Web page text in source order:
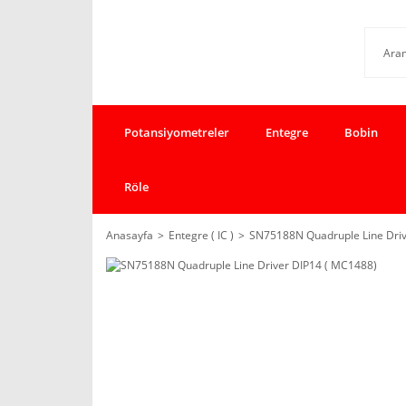
Potansiyometreler Entegre Bobin
Röle
Anasayfa Entegre ( IC )
SN75188N Quadruple Line